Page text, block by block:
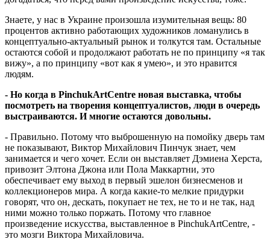
Знаете, у нас в Украине произошла изумительная вещь: 80
процентов активно работающих художников ломанулись в
концептуально-актуальный рынок и толкутся там. Остальные
остаются собой и продолжают работать не по принципу «я так
вижу», а по принципу «вот как я умею», и это нравится
людям.
- Но когда в PinchukArtCentre новая выставка, чтобы
посмотреть на творения концептуалистов, люди в очередь
выстраиваются. И многие остаются довольны.
- Правильно. Потому что выброшенную на помойку дверь там
не показывают, Виктор Михайлович Пинчук знает, чем
занимается и чего хочет. Если он выставляет Дэмиена Херста,
привозит Элтона Джона или Пола Маккартни, это
обеспечивает ему выход в первый эшелон бизнесменов и
коллекционеров мира. А когда какие-то мелкие придурки
говорят, что он, дескать, покупает не тех, не то и не так, над
ними можно только поржать. Потому что главное
произведение искусства, выставленное в PinchukArtCentre, -
это мозги Виктора Михайловича.